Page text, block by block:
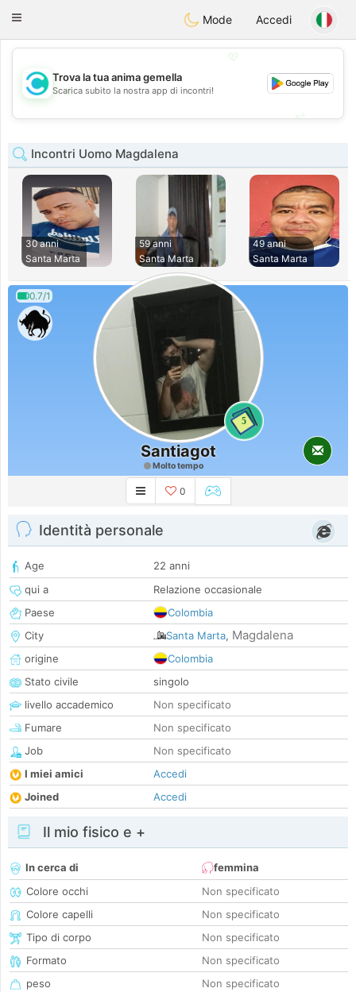
olombiaCitas
Toggle
Mode Accedi
💖
💕
Trova la tua anima gemella
Scarica subito la nostra app di incontri!
Incontri Uomo Magdalena
30 anni
Santa Marta
59 anni
Santa Marta
49 anni
Santa Marta
0.7/1
5
Santiagot
Molto tempo
0
Identità personale
Age
22 anni
qui a
Relazione occasionale
Paese
Colombia
City
Santa Marta, Magdalena
origine
Colombia
Stato civile
singolo
livello accademico
Non specificato
Fumare
Non specificato
Job
Non specificato
I miei amici
Accedi
Joined
Accedi
Il mio fisico e +
In cerca di
femmina
Colore occhi
Non specificato
Colore capelli
Non specificato
Tipo di corpo
Non specificato
Formato
Non specificato
peso
Non specificato